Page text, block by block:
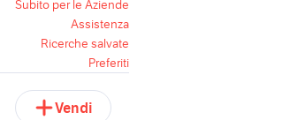
Subito per le Aziende
Assistenza
Ricerche salvate
Preferiti
Vendi